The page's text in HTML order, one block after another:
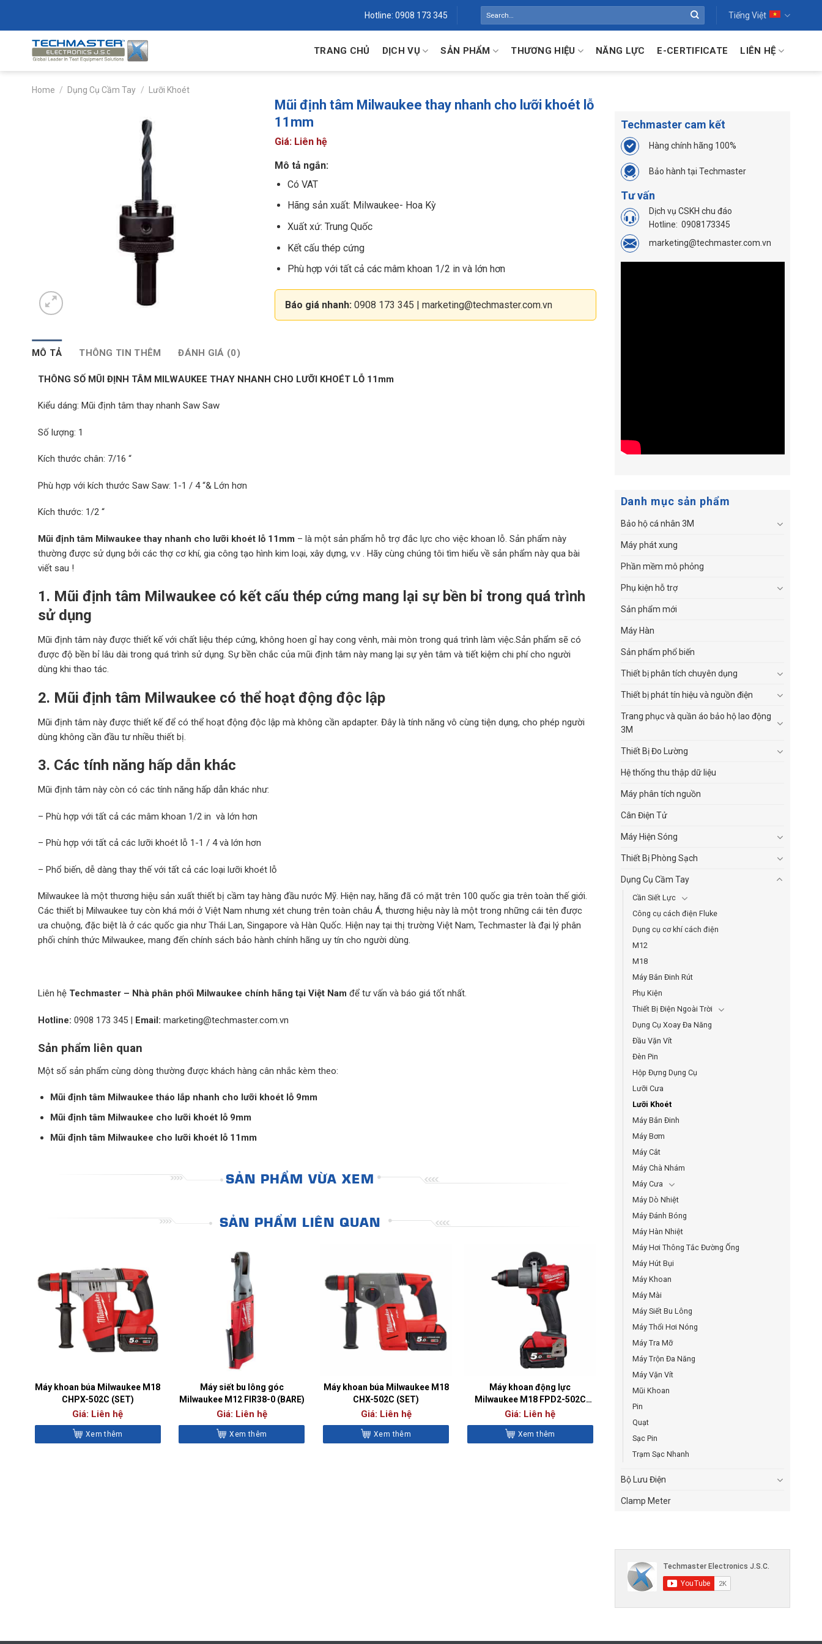
Hotline: 0908 173 345 Tiếng Việt
TRANG CHỦ DỊCH VỤ SẢN PHẨM THƯƠNG HIỆU NĂNG LỰC E-CERTIFICATE LIÊN HỆ
Home / Dụng Cụ Cầm Tay / Lưỡi Khoét
Mũi định tâm Milwaukee thay nhanh cho lưỡi khoét lỗ
11mm
Giá: Liên hệ
Mô tả ngắn:
Có VAT
Hãng sản xuất: Milwaukee- Hoa Kỳ
Xuất xứ: Trung Quốc
Kết cấu thép cứng
Phù hợp với tất cả các mâm khoan 1/2 in và lớn hơn
Báo giá nhanh: 0908 173 345 | marketing@techmaster.com.vn
MÔ TẢ THÔNG TIN THÊM ĐÁNH GIÁ (0)
THÔNG SỐ MŨI ĐỊNH TÂM MILWAUKEE THAY NHANH CHO LƯỠI KHOÉT LỖ 11mm
Kiểu dáng: Mũi định tâm thay nhanh Saw Saw
Số lượng: 1
Kích thước chân: 7/16 “
Phù hợp với kích thước Saw Saw: 1-1 / 4 “& Lớn hơn
Kích thước: 1/2 “
Mũi định tâm Milwaukee thay nhanh cho lưỡi khoét lỗ 11mm – là một sản phẩm hỗ trợ đắc lực cho việc khoan lỗ. Sản phẩm này
thường được sử dụng bởi các thợ cơ khí, gia công tạo hình kim loại, xây dựng, v.v . Hãy cùng chúng tôi tìm hiểu về sản phẩm này qua bài
viết sau !
1. Mũi định tâm Milwaukee có kết cấu thép cứng mang lại sự bền bỉ trong quá trình
sử dụng
Mũi định tâm này được thiết kế với chất liệu thép cứng, không hoen gỉ hay cong vênh, mài mòn trong quá trình làm việc.Sản phẩm sẽ có
được độ bền bỉ lâu dài trong quá trình sử dụng. Sự bền chắc của mũi định tâm này mang lại sự yên tâm và tiết kiệm chi phí cho người
dùng khi thao tác.
2. Mũi định tâm Milwaukee có thể hoạt động độc lập
Mũi định tâm này được thiết kế để có thể hoạt động độc lập mà không cần apdapter. Đây là tính năng vô cùng tiện dụng, cho phép người
dùng không cần đầu tư nhiều thiết bị.
3. Các tính năng hấp dẫn khác
Mũi định tâm này còn có các tính năng hấp dẫn khác như:
– Phù hợp với tất cả các mâm khoan 1/2 in và lớn hơn
– Phù hợp với tất cả các lưỡi khoét lỗ 1-1 / 4 và lớn hơn
– Phổ biến, dễ dàng thay thế với tất cả các loại lưỡi khoét lỗ
Milwaukee là một thương hiệu sản xuất thiết bị cầm tay hàng đầu nước Mỹ. Hiện nay, hãng đã có mặt trên 100 quốc gia trên toàn thế giới.
Các thiết bị Milwaukee tuy còn khá mới ở Việt Nam nhưng xét chung trên toàn châu Á, thương hiệu này là một trong những cái tên được
ưa chuộng, đặc biệt là ở các quốc gia như Thái Lan, Singapore và Hàn Quốc. Hiện nay tại thị trường Việt Nam, Techmaster là đại lý phân
phối chính thức Milwaukee, mang đến chính sách bảo hành chính hãng uy tín cho người dùng.
Liên hệ Techmaster – Nhà phân phối Milwaukee chính hãng tại Việt Nam để tư vấn và báo giá tốt nhất.
Hotline: 0908 173 345 | Email: marketing@techmaster.com.vn
Sản phẩm liên quan
Một số sản phẩm cùng dòng thường được khách hàng cân nhắc kèm theo:
Mũi định tâm Milwaukee tháo lắp nhanh cho lưỡi khoét lỗ 9mm
Mũi định tâm Milwaukee cho lưỡi khoét lỗ 9mm
Mũi định tâm Milwaukee cho lưỡi khoét lỗ 11mm
SẢN PHẨM VỪA XEM
SẢN PHẨM LIÊN QUAN
Máy khoan búa Milwaukee M18
CHPX-502C (SET)
Giá: Liên hệ
Xem thêm
Máy siết bu lông góc
Milwaukee M12 FIR38-0 (BARE)
Giá: Liên hệ
Xem thêm
Máy khoan búa Milwaukee M18
CHX-502C (SET)
Giá: Liên hệ
Xem thêm
Máy khoan động lực
Milwaukee M18 FPD2-502C
(SET)
Giá: Liên hệ
Xem thêm
Techmaster cam kết
Hàng chính hãng 100%
Bảo hành tại Techmaster
Tư vấn
Dịch vụ CSKH chu đáo
Hotline: 0908173345
marketing@techmaster.com.vn
Danh mục sản phẩm
Bảo hộ cá nhân 3M
Máy phát xung
Phần mềm mô phỏng
Phụ kiện hỗ trợ
Sản phẩm mới
Máy Hàn
Sản phẩm phổ biến
Thiết bị phân tích chuyên dụng
Thiết bị phát tín hiệu và nguồn điện
Trang phục và quần áo bảo hộ lao động
3M
Thiết Bị Đo Lường
Hệ thống thu thập dữ liệu
Máy phân tích nguồn
Cân Điện Tử
Máy Hiện Sóng
Thiết Bị Phòng Sạch
Dụng Cụ Cầm Tay
Cần Siết Lực
Công cụ cách điện Fluke
Dụng cụ cơ khí cách điện
M12
M18
Máy Bắn Đinh Rút
Phụ Kiện
Thiết Bị Điện Ngoài Trời
Dụng Cụ Xoay Đa Năng
Đầu Vặn Vít
Đèn Pin
Hộp Đựng Dụng Cụ
Lưỡi Cưa
Lưỡi Khoét
Máy Bắn Đinh
Máy Bơm
Máy Cắt
Máy Chà Nhám
Máy Cưa
Máy Dò Nhiệt
Máy Đánh Bóng
Máy Hàn Nhiệt
Máy Hơi Thông Tắc Đường Ống
Máy Hút Bụi
Máy Khoan
Máy Mài
Máy Siết Bu Lông
Máy Thổi Hơi Nóng
Máy Tra Mỡ
Máy Trộn Đa Năng
Máy Vặn Vít
Mũi Khoan
Pin
Quạt
Sạc Pin
Trạm Sạc Nhanh
Bộ Lưu Điện
Clamp Meter